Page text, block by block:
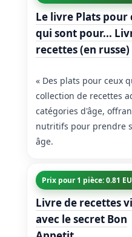
Le livre Plats pour
qui sont pour...
recettes (en russe)
« Des plats pour ceux
collection de recettes
catégories d'âge,
nutritifs pour prendre
âge.
Prix pour 1 pièce: 0.81
Livre de recettes
avec le secret Bon